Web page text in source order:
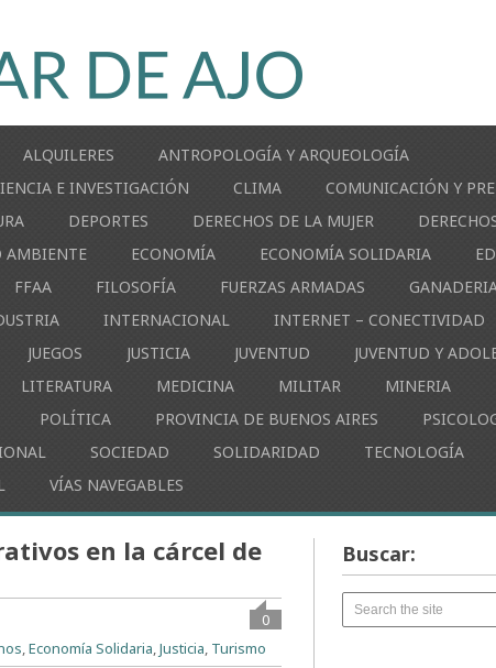
ALQUILERES
ANTROPOLOGÍA Y ARQUEOLOGÍA
E INVESTIGACIÓN CLIMA
COMUNICACIÓN Y
DEPORTES DERECHOS DE LA MUJER
AMBIENTE ECONOMÍA ECONOMÍA SOLIDARIA
FFAA FILOSOFÍA FUERZAS ARMADAS
INTERNACIONAL
INTERNET – CONECTIVIDAD
JUEGOS JUSTICIA JUVENTUD
JUVENTUD Y
LITERATURA MEDICINA MILITAR
MINERIA
POLÍTICA PROVINCIA DE BUENOS AIRES
SOCIEDAD SOLIDARIDAD TECNOLOGÍA
VÍAS NAVEGABLES
en la cárcel de
0
,Economía Solidaria,Justicia, Turismo
Buscar: